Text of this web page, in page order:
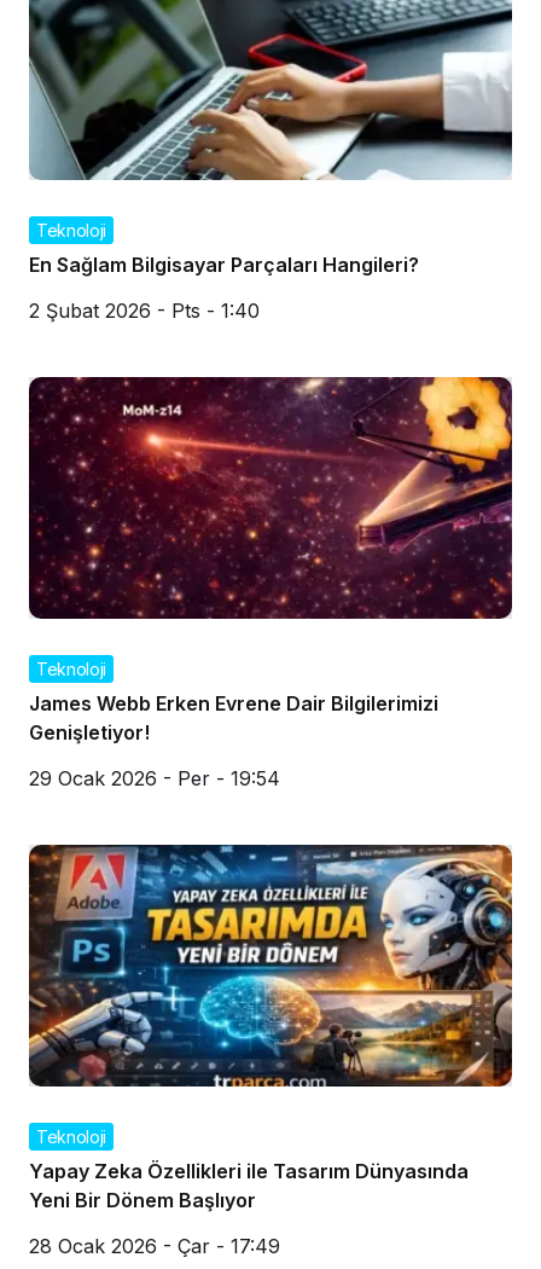
Teknoloji
En Sağlam Bilgisayar Parçaları Hangileri?
2 Şubat 2026 - Pts - 1:40
Teknoloji
James Webb Erken Evrene Dair Bilgilerimizi
Genişletiyor!
29 Ocak 2026 - Per - 19:54
Teknoloji
Yapay Zeka Özellikleri ile Tasarım Dünyasında
Yeni Bir Dönem Başlıyor
28 Ocak 2026 - Çar - 17:49